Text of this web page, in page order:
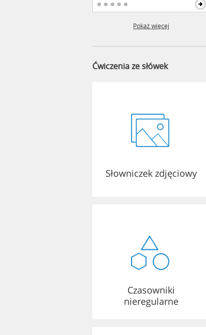
Pokaż więcej
Ćwiczenia ze słówek
Słowniczek zdjęciowy
Czasowniki
nieregularne